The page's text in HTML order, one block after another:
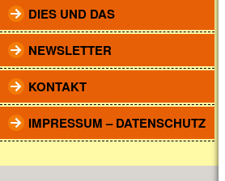
DIES UND DAS
NEWSLETTER
KONTAKT
IMPRESSUM – DATENSCHUTZ